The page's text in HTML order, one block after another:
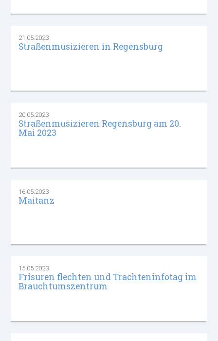
21.05.2023
Straßenmusizieren in Regensburg
20.05.2023
Straßenmusizieren Regensburg am 20.
Mai 2023
16.05.2023
Maitanz
15.05.2023
Frisuren flechten und Trachteninfotag im
Brauchtumszentrum